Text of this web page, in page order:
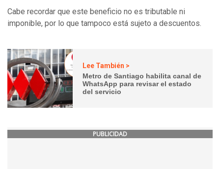
Cabe recordar que este beneficio no es tributable ni
imponible, por lo que tampoco está sujeto a descuentos.
Lee También >
Metro de Santiago habilita canal de
WhatsApp para revisar el estado
del servicio
PUBLICIDAD